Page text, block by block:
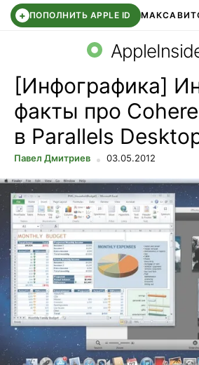
+ ПОПОЛНИТЬ APPLE ID МАКС
СБЕР КИДС ВТБ ОНЛАЙН ЧАТ
[Инфографика]
факты про
в Parallels
Павел Дмитриев 03.05.2012